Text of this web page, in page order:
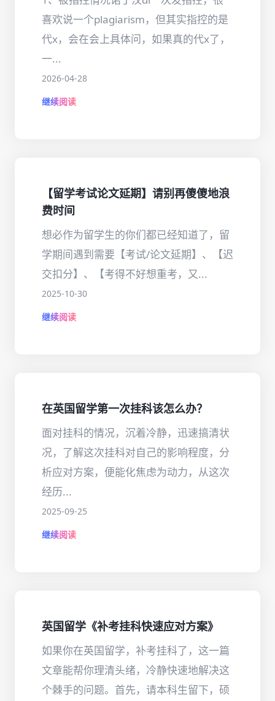
喜欢说一个plagiarism，但其实指控的是
代x，会在会上具体问，如果真的代x了，
一...
2026-04-28
继续阅读
【留学考试论文延期】请别再傻傻地浪
费时间
想必作为留学生的你们都已经知道了，留
学期间遇到需要【考试/论文延期】、【迟
交扣分】、【考得不好想重考，又...
2025-10-30
继续阅读
在英国留学第一次挂科该怎么办？
面对挂科的情况，沉着冷静，迅速搞清状
况，了解这次挂科对自己的影响程度，分
析应对方案，便能化焦虑为动力，从这次
经历...
2025-09-25
继续阅读
英国留学《补考挂科快速应对方案》
如果你在英国留学，补考挂科了，这一篇
文章能帮你理清头绪，冷静快速地解决这
个棘手的问题。首先，请本科生留下，硕